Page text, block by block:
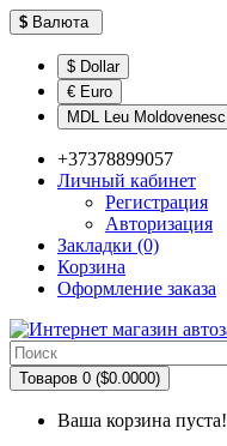
$ Валюта
$ Dollar
€ Euro
MDL Leu Moldovenesc
+37378899057
Личный кабинет
Регистрация
Авторизация
Закладки (0)
Корзина
Оформление заказа
Товаров 0 ($0.0000)
Ваша корзина пуста!